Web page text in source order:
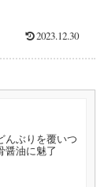
2023.12.30
んぶりを覆いつ
醤油に魅了